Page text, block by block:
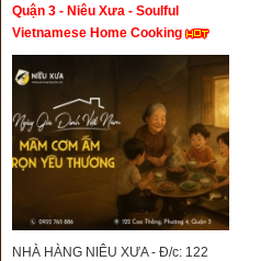
Quận 3 - Niêu Xưa - Soulful
Vietnamese Home Cooking
NHÀ HÀNG NIÊU XƯA - Đ/c: 122